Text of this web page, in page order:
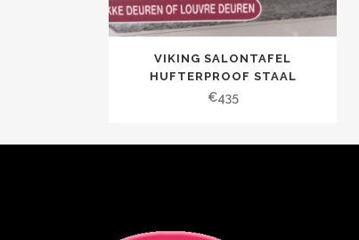
VIKING SALONTAFEL
HUFTERPROOF STAAL
€435